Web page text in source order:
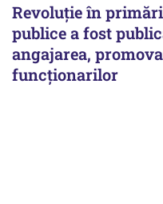
Revoluție în
publice a fost
angajarea,
funcționarilor